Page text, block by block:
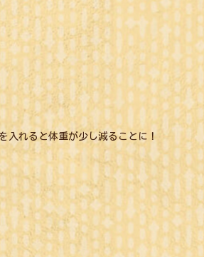
入れると体重が少し減ることに！